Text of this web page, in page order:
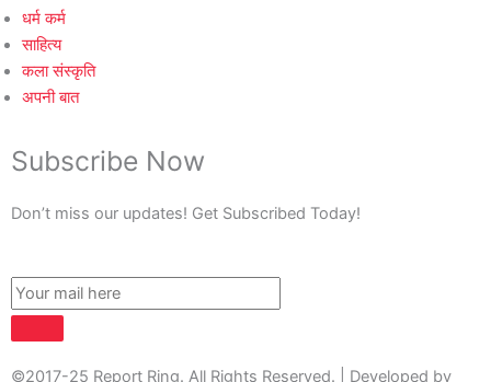
धर्म कर्म
साहित्य
कला संस्कृति
अपनी बात
Subscribe Now
Don’t miss our updates! Get Subscribed Today!
©2017-25 Report Ring. All Rights Reserved. | Developed by